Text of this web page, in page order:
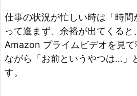
仕事の状況が忙しい時は「時
って進まず、余裕が出てくる
Amazon プライムビデオを見
ながら「お前というやつは…」
す。